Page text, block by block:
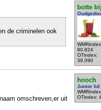
botte
90.824
OTindex:
39.090
de criminelen ook
hooch
Junior lid
OTindex:
omschreven,er uit